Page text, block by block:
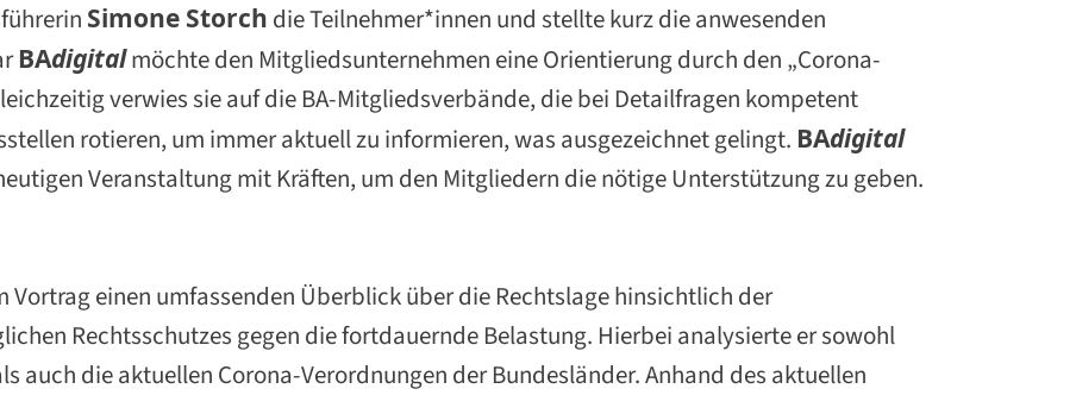
Simone Storch die Teilnehmer*innen und stellte kurz die anwesenden
BAdigitalmöchte den Mitgliedsunternehmen eine Orientierung durch den „Corona-
verwies sie auf die BA-Mitgliedsverbände, die bei Detailfragen kompetent
rotieren, um immer aktuell zu informieren, was ausgezeichnet gelingt. BAdigital
Veranstaltung mit Kräften, um den Mitgliedern die nötige Unterstützung zu geben.
Vortrag einen umfassenden Überblick über die Rechtslage hinsichtlich der
Rechtsschutzes gegen die fortdauernde Belastung. Hierbei analysierte er sowohl
auch die aktuellen Corona-Verordnungen der Bundesländer. Anhand des aktuellen